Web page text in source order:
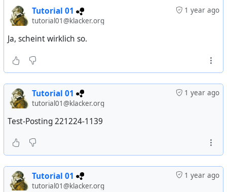
1 year ago
Tutorial 01
tutorial01@klacker.org
Ja, scheint wirklich so.
1 year ago
Tutorial 01
tutorial01@klacker.org
Test-Posting 221224-1139
1 year ago
Tutorial 01
tutorial01@klacker.org